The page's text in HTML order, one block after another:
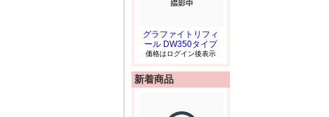
グラファイトリフィ
ール DW350タイプ
価格はログイン後表示
新着商品